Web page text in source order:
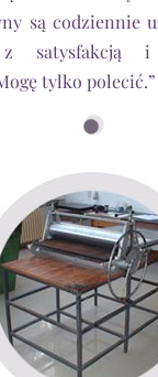
są codziennie
z satysfakcją
tylko polecić.”